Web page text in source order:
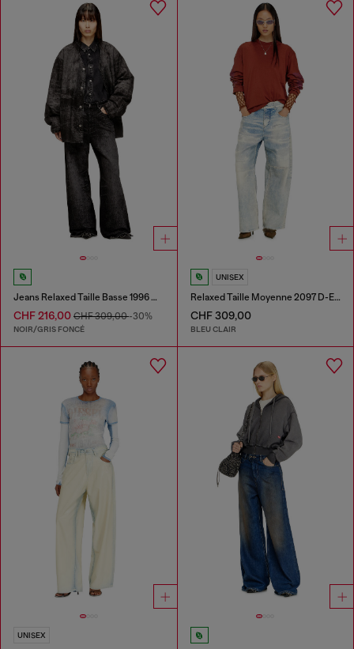
Jeans Relaxed Taille Basse 1996 D-Sire
CHF 216,00 CHF 309,00-30%
NOIR/GRIS FONCÉ
UNISEX
Relaxed Taille Moyenne 2097 D-Enim-M Joggjeans®
CHF 309,00
BLEU CLAIR
UNISEX